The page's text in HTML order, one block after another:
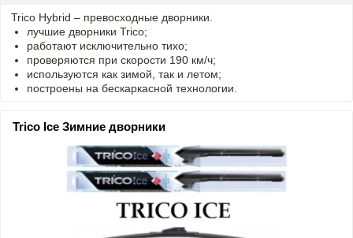
Trico Hybrid – превосходные дворники.
лучшие дворники Trico;
работают исключительно тихо;
проверяются при скорости 190 км/ч;
используются как зимой, так и летом;
построены на бескаркасной технологии.
Trico Ice Зимние дворники